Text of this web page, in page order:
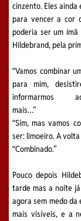
cinzento. Eles ainda
para vencer a cor
poderia ser um
Hildebrand, pela
“Vamos combinar
para mim,
“Sim, mas vamos
ser: limoeiro. A
Pouco depois
tarde mas a noite
agora sem medo da
mais visíveis, e a